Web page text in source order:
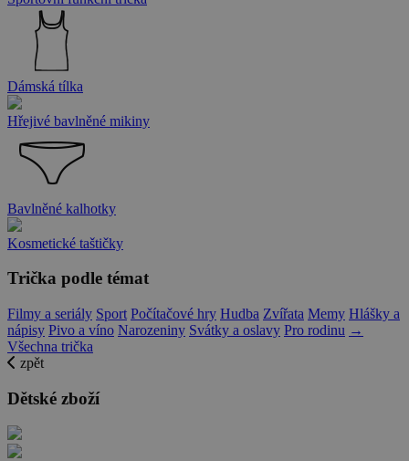
Dámská tílka
Hřejivé bavlněné mikiny
Bavlněné kalhotky
Kosmetické taštičky
Trička podle témat
Filmy a seriály Sport Počítačové hry Hudba Zvířata Memy Hlášky a
nápisy Pivo a víno Narozeniny Svátky a oslavy Pro rodinu →
Všechna trička
zpět
Dětské zboží